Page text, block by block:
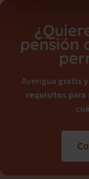
pensión
Averigua gratis
requisitos